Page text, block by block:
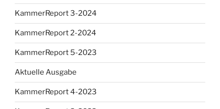
KammerReport 3-2024
KammerReport 2-2024
KammerReport 5-2023
Aktuelle Ausgabe
KammerReport 4-2023